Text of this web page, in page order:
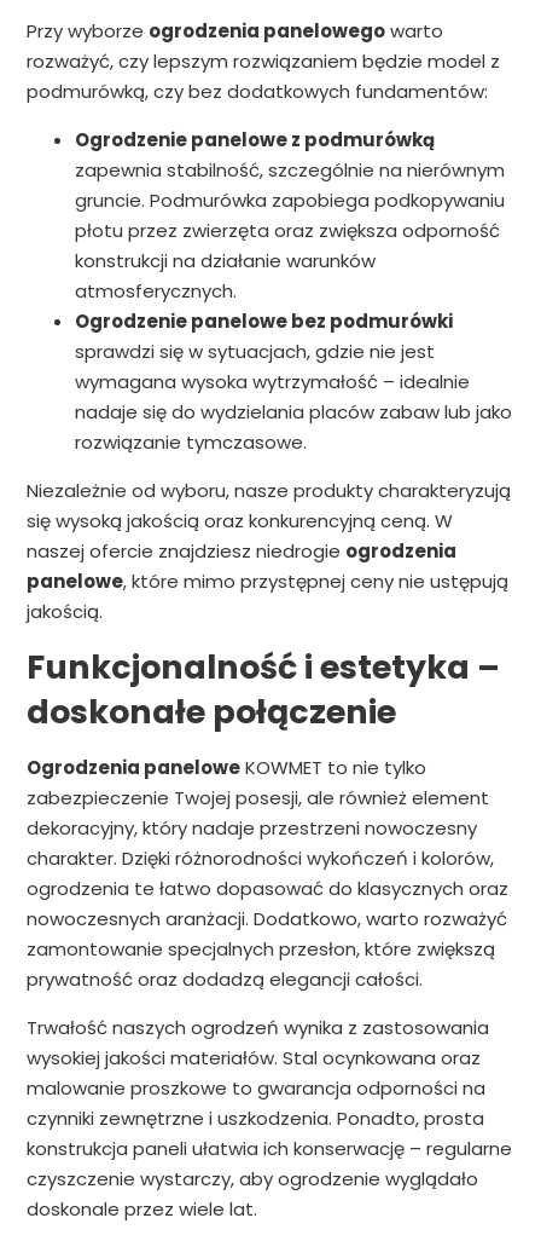
Przy wyborze ogrodzenia panelowegowarto
rozważyć, czy lepszym rozwiązaniem będzie model z
podmurówką, czy bez dodatkowych fundamentów:
Ogrodzenie panelowe z podmurówką
zapewnia stabilność, szczególnie na nierównym
gruncie. Podmurówka zapobiega podkopywaniu
płotu przez zwierzęta oraz zwiększa odporność
konstrukcji na działanie warunków
atmosferycznych.
Ogrodzenie panelowe bez podmurówki
sprawdzi się w sytuacjach, gdzie nie jest
wymagana wysoka wytrzymałość – idealnie
nadaje się do wydzielania placów zabaw lub jako
rozwiązanie tymczasowe.
Niezależnie od wyboru, nasze produkty charakteryzują
się wysoką jakością oraz konkurencyjną ceną. W
naszej ofercie znajdziesz niedrogie ogrodzenia
panelowe, które mimo przystępnej ceny nie ustępują
jakością.
Funkcjonalność i estetyka –
doskonałe połączenie
Ogrodzenia paneloweKOWMET to nie tylko
zabezpieczenie Twojej posesji, ale również element
dekoracyjny, który nadaje przestrzeni nowoczesny
charakter. Dzięki różnorodności wykończeń i kolorów,
ogrodzenia te łatwo dopasować do klasycznych oraz
nowoczesnych aranżacji. Dodatkowo, warto rozważyć
zamontowanie specjalnych przesłon, które zwiększą
prywatność oraz dodadzą elegancji całości.
Trwałość naszych ogrodzeń wynika z zastosowania
wysokiej jakości materiałów. Stal ocynkowana oraz
malowanie proszkowe to gwarancja odporności na
czynniki zewnętrzne i uszkodzenia. Ponadto, prosta
konstrukcja paneli ułatwia ich konserwację – regularne
czyszczenie wystarczy, aby ogrodzenie wyglądało
doskonale przez wiele lat.